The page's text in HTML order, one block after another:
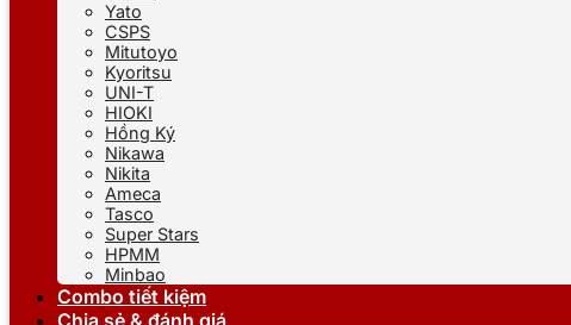
Yato
CSPS
Mitutoyo
Kyoritsu
UNI-T
HIOKI
Hồng Ký
Nikawa
Nikita
Ameca
Tasco
Super Stars
HPMM
Minbao
Combo tiết kiệm
Chia sẻ & đánh giá